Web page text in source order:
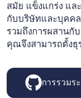
สมัย แข็งแกร่ง แ
กับบริษัทและบุคคล
รวมถึงการผสานกั
คุณจึงสามารถตั้งธุ
การรวมร